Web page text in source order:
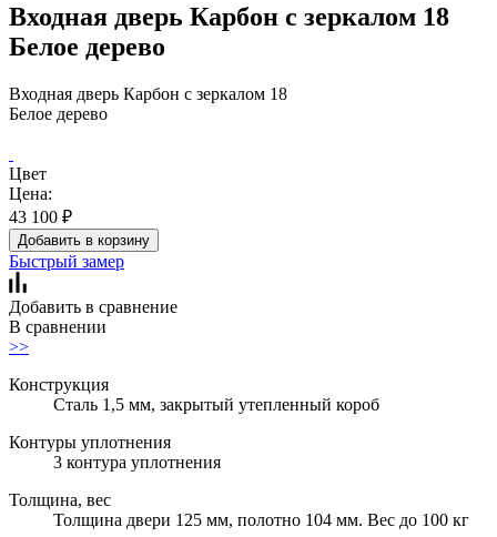
Входная дверь Карбон с зеркалом 18
Белое дерево
Входная дверь Карбон с зеркалом 18
Белое дерево
Цвет
Цена:
43 100 ₽
Добавить в корзину
Быстрый замер
Добавить в сравнение
В сравнении
>>
Конструкция
Сталь 1,5 мм, закрытый утепленный короб
Контуры уплотнения
3 контура уплотнения
Толщина, вес
Толщина двери 125 мм, полотно 104 мм. Вес до 100 кг